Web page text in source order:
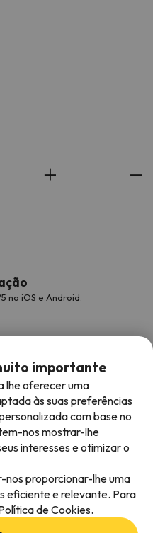
no iOS e Android.
importante
lhe oferecer uma
às suas preferências
com base no
nos mostrar-lhe
interesses e otimizar o
proporcionar-lhe uma
eficiente e relevante. Para
de Cookies.